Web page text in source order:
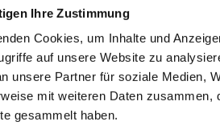
Ihre Zustimmung
Cookies, um Inhalte und
auf unsere Website zu
unsere Partner für soziale Medien,
mit weiteren Daten
gesammelt haben.
Klein-
77652